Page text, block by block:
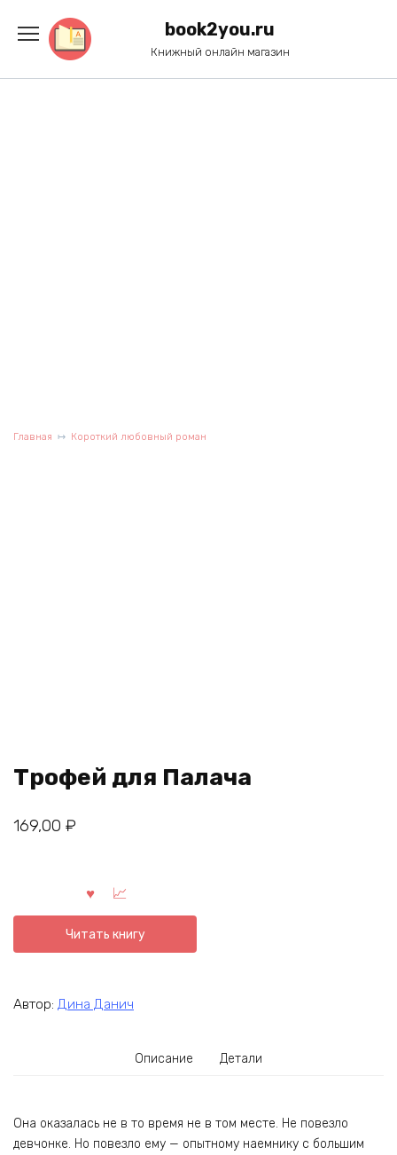
содержанию
book2you.ru
Книжный онлайн магазин
Главная Короткий любовный роман
Трофей для Палача
169,00 ₽
Читать книгу
Автор: Дина Данич
Описание Детали
Она оказалась не в то время не в том месте. Не повезло
девчонке. Но повезло ему — опытному наемнику с большим